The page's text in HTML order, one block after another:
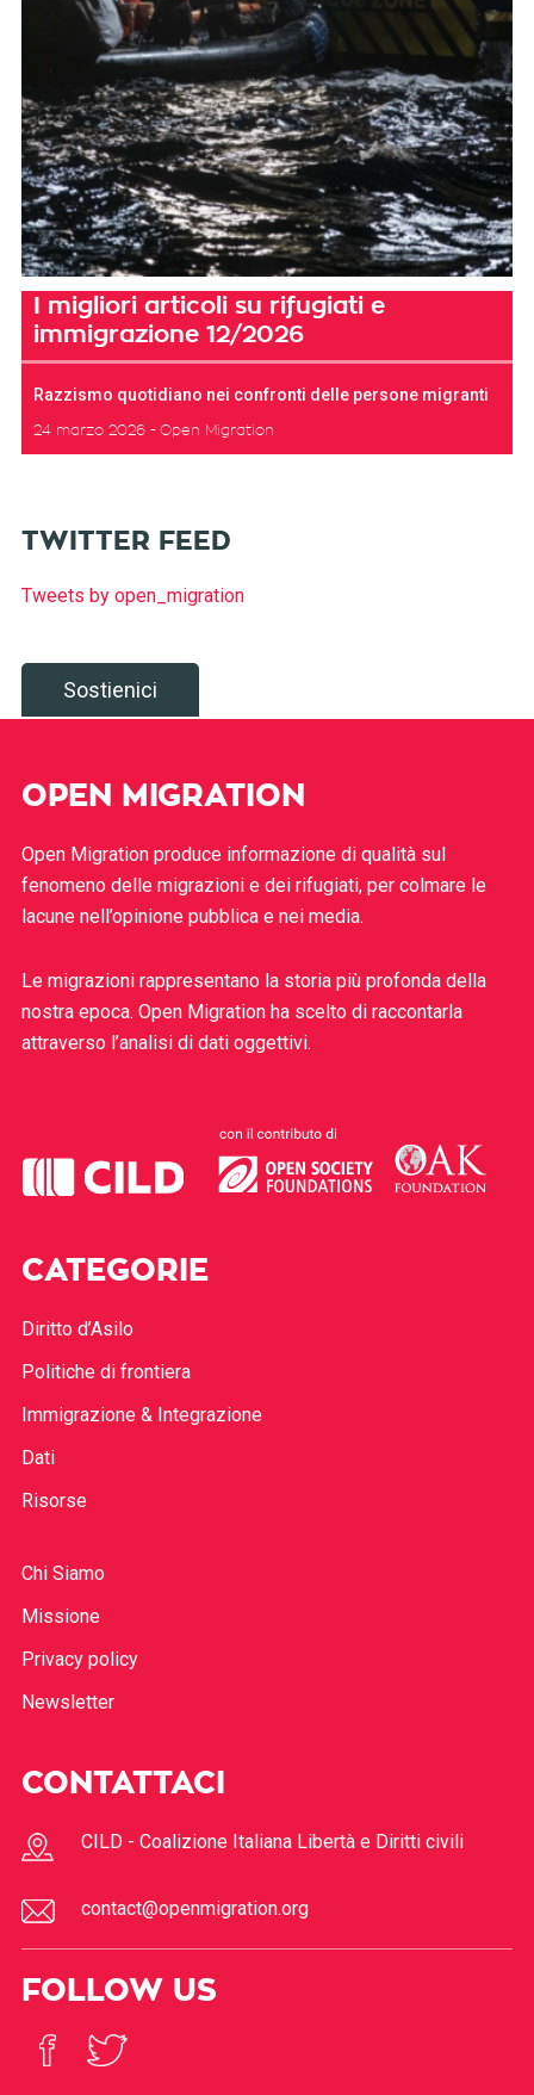
I migliori articoli su rifugiati e
immigrazione 12/2026
Razzismo quotidiano nei confronti delle persone migranti
24 marzo 2026 Open Migration
TWITTER FEED
Tweets by open_migration
Sostienici
OPEN MIGRATION
Open Migration produce informazione di qualità sul
fenomeno delle migrazioni e dei rifugiati, per colmare le
lacune nell’opinione pubblica e nei media.
Le migrazioni rappresentano la storia più profonda della
nostra epoca. Open Migration ha scelto di raccontarla
attraverso l’analisi di dati oggettivi.
CATEGORIE
Diritto d’Asilo
Politiche di frontiera
Immigrazione & Integrazione
Dati
Risorse
Chi Siamo
Missione
Privacy policy
Newsletter
CONTATTACI
CILD - Coalizione Italiana Libertà e Diritti civili
contact@openmigration.org
FOLLOW US